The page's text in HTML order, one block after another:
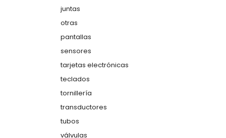
juntas
otras
pantallas
sensores
tarjetas electrónicas
teclados
tornillería
transductores
tubos
válvulas